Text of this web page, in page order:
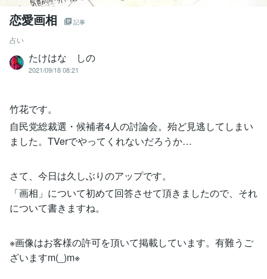
恋愛画相 記事
占い
たけはな しの
2021/09/18 08:21
竹花です。
自民党総裁選・候補者4人の討論会。殆ど見逃してしまい
ました。TVerでやってくれないだろうか…
さて、今日は久しぶりのアップです。
「画相」について初めて回答させて頂きましたので、それ
について書きますね。
※画像はお客様の許可を頂いて掲載しています。有難うご
ざいますm(_)m※